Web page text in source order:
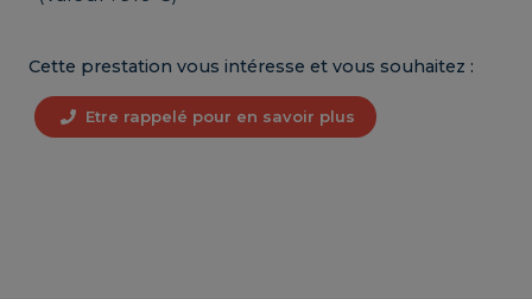
Cette prestation vous intéresse et vous souhaitez :
Etre rappelé pour en savoir plus